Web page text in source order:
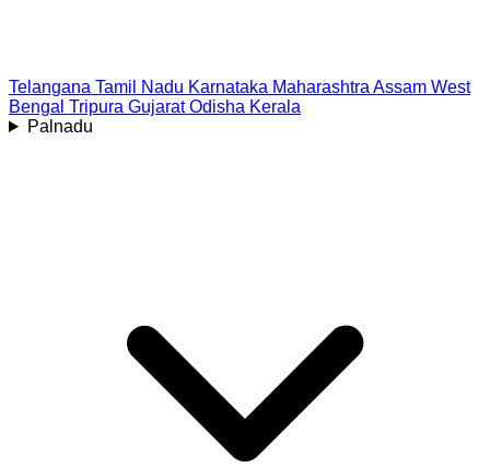
Telangana Tamil Nadu Karnataka Maharashtra Assam West
Bengal Tripura Gujarat Odisha Kerala
Palnadu